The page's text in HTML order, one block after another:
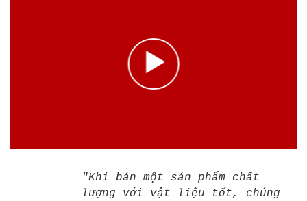
"Khi bán một sản phẩm chất
lượng với vật liệu tốt, chúng